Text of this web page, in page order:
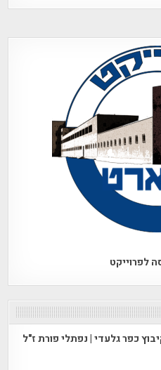
לפרוייקט
כפר גלעדי | נפתלי פורת ז"ל